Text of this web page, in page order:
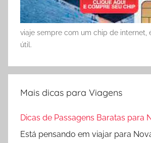
viaje sempre com um chip de internet,
útil.
Mais dicas para Viagens
Dicas de Passagens Baratas para
Está pensando em viajar para